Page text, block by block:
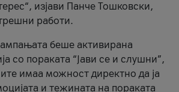
изјави Панче Тошковски,
работи.
беше активирана
со пораката “Јави се и слушни”,
имаа можност директно да ја
и тежината на пораката